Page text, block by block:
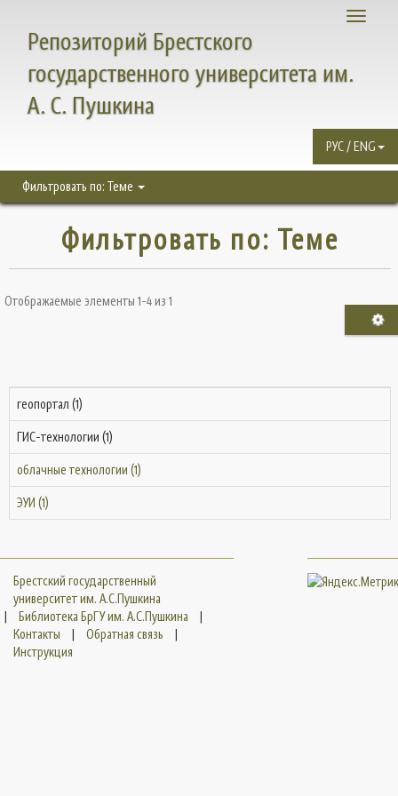
Toggle
Репозиторий Брестского
государственного университета им.
А. С. Пушкина
РУС / ENG
Фильтровать по: Теме
Фильтровать по: Теме
Отображаемые элементы 1-4 из 1
геопортал (1)
ГИС-технологии (1)
облачные технологии (1)
ЭУИ (1)
Брестский государственный
университет им. А.С.Пушкина
|
Библиотека БрГУ им. А.С.Пушкина
|
Контакты
| Обратная связь
|
Инструкция